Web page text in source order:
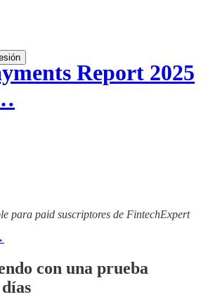
Report 2025
para paid suscriptores de FintechExpert
con una prueba